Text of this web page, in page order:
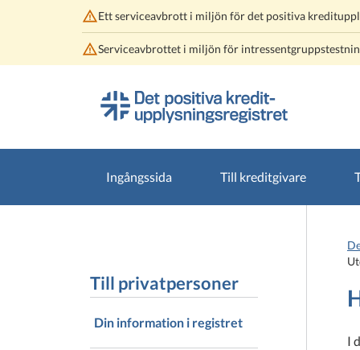
Ett serviceavbrott i miljön för det positiva
Serviceavbrottet i miljön för
Ingångssida Till kreditgivare
Till privatpersoner
Din information i registret
I